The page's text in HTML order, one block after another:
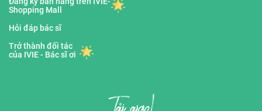
Shopping Mall
Hỏi đáp bác sĩ
Trở thành đối tác
của IVIE - Bác sĩ ơi